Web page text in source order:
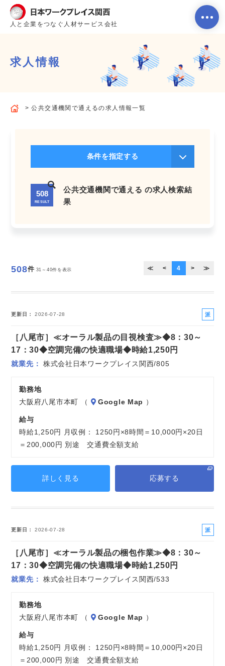
人と企業をつなぐ人材サービス会社
ホーム
よくあるご質問
求人情報
公共交通機関で通えるの求人情報一覧
条件を指定する
508
RESULT
公共交通機関で通える の求人検索結
果
508件 31～40件を表示 ≪ < 4 > ≫
更新日 2026-07-28
派
［八尾市］≪オーラル製品の目視検査≫◆8：30～
17：30◆空調完備の快適職場◆時給1,250円
就業先 株式会社日本ワークプレイス関西/805
勤務地
大阪府八尾市本町 （
Google Map ）
給与
時給1,250円 月収例： 1250円×8時間＝10,000円×20日
＝200,000円 別途 交通費全額支給
詳しく見る 応募する
更新日 2026-07-28
派
［八尾市］≪オーラル製品の梱包作業≫◆8：30～
17：30◆空調完備の快適職場◆時給1,250円
就業先 株式会社日本ワークプレイス関西/533
勤務地
大阪府八尾市本町 （
Google Map ）
給与
時給1,250円 月収例： 1250円×8時間＝10,000円×20日
＝200,000円 別途 交通費全額支給